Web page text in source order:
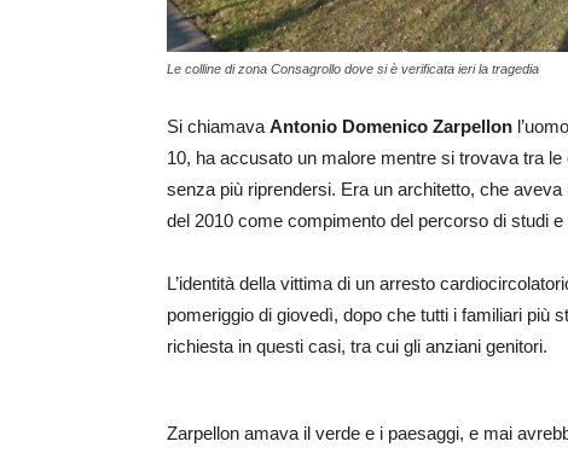
Le colline di zona Consagrollo dove si è verificata ieri la tragedia
Si chiamava Antonio Domenico Zarpellon
10, ha accusato un malore mentre si trovava tra
senza più riprendersi. Era un architetto, che
del 2010 come compimento del percorso di studi
L’identità della vittima di un arresto
pomeriggio di giovedì, dopo che tutti i familiari più
richiesta in questi casi, tra cui gli anziani genitori.
Zarpellon amava il verde e i paesaggi, e mai